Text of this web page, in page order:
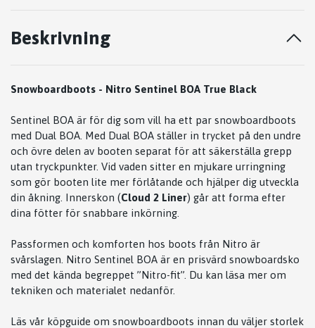
Beskrivning
Snowboardboots - Nitro Sentinel BOA True Black
Sentinel BOA är för dig som vill ha ett par snowboardboots
med Dual BOA. Med Dual BOA ställer in trycket på den undre
och övre delen av booten separat för att säkerställa grepp
utan tryckpunkter. Vid vaden sitter en mjukare urringning
som gör booten lite mer förlåtande och hjälper dig utveckla
din åkning. Innerskon (Cloud 2 Liner) går att forma efter
dina fötter för snabbare inkörning.
Passformen och komforten hos boots från Nitro är
svårslagen. Nitro Sentinel BOA är en prisvärd snowboardsko
med det kända begreppet ”Nitro-fit”. Du kan läsa mer om
tekniken och materialet nedanför.
Läs vår köpguide om snowboardboots innan du väljer storlek